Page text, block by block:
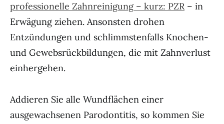
professionelle Zahnreinigung – kurz: PZR– in
Erwägung ziehen. Ansonsten drohen
Entzündungen und schlimmstenfalls Knochen-
und Gewebsrückbildungen, die mit Zahnverlust
einhergehen.
Addieren Sie alle Wundflächen einer
ausgewachsenen Parodontitis, so kommen Sie